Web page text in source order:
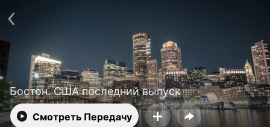
Бостон. США последний выпуск
Смотреть Передачу
Пользовательское соглашение
Политика конфиденциальности
Для партнёров
Открыть приложение
Ввести промокод
Установить на ТВ
Бесплатные каналы Контакты